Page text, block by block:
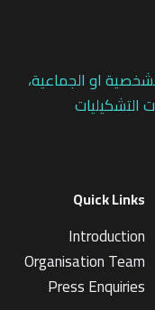
او الجماعية،
التشكيليات
Quick Links
Introduction
Organisation Team
Press Enquiries